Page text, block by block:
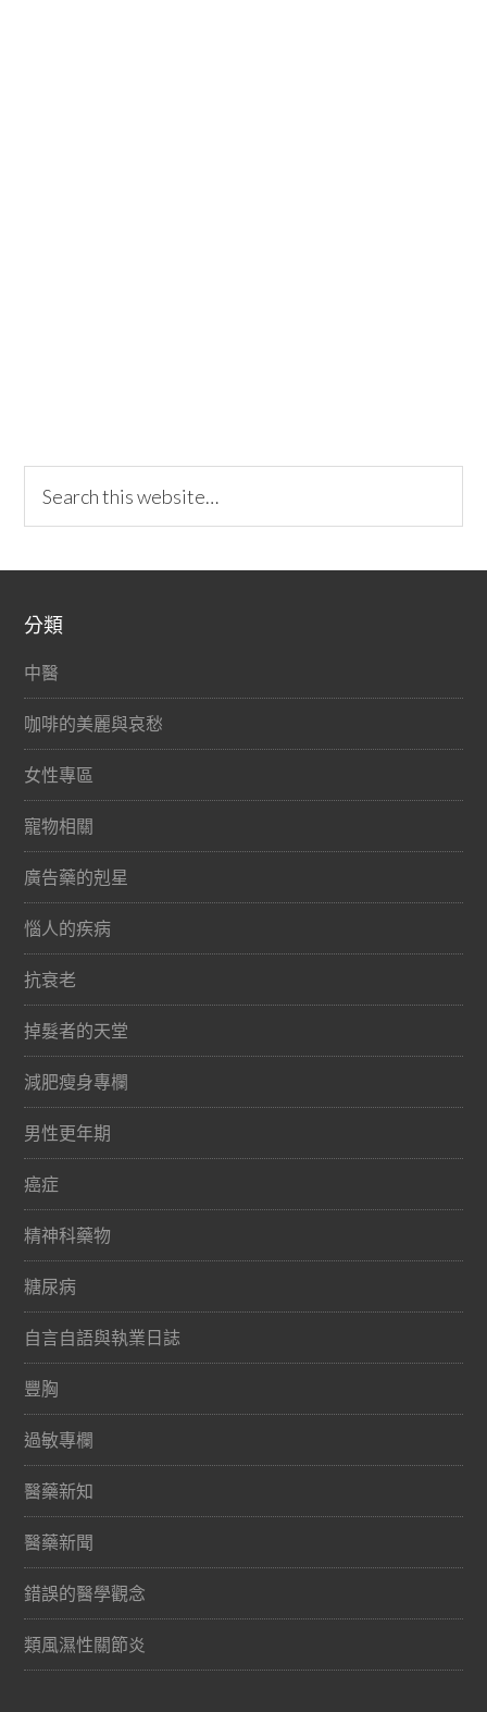
分類
中醫
咖啡的美麗與哀愁
女性專區
寵物相關
廣告藥的剋星
惱人的疾病
抗衰老
掉髮者的天堂
減肥瘦身專欄
男性更年期
癌症
精神科藥物
糖尿病
自言自語與執業日誌
豐胸
過敏專欄
醫藥新知
醫藥新聞
錯誤的醫學觀念
類風濕性關節炎